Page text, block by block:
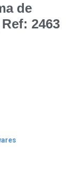
de
2463